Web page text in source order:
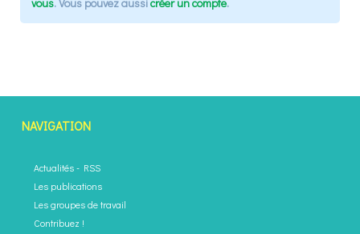
NAVIGATION
Actualités- RSS
Les publications
Les groupes de travail
Contribuez !